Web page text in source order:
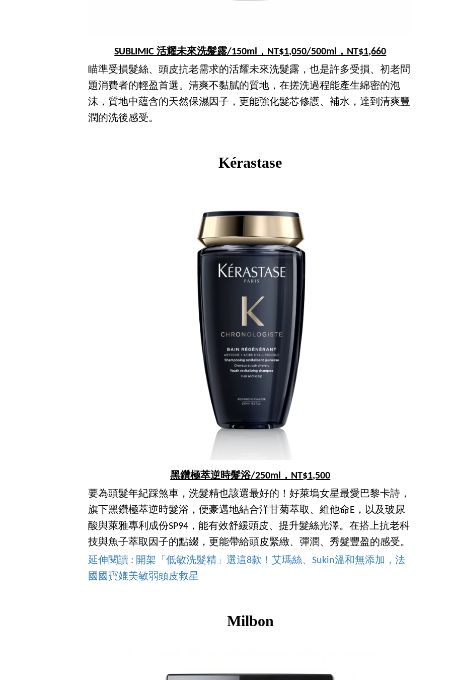
SUBLIMIC 活耀未來洗髮露/150ml，NT$1,050/500ml，NT$1,660
瞄準受損髮絲、頭皮抗老需求的活耀未來洗髮露，也是許多受損、初老問
題消費者的輕盈首選。清爽不黏膩的質地，在搓洗過程能產生綿密的泡
沫，質地中蘊含的天然保濕因子，更能強化髮芯修護、補水，達到清爽豐
潤的洗後感受。
Kérastase
黑鑽極萃逆時髮浴/250ml，NT$1,500
要為頭髮年紀踩煞車，洗髮精也該選最好的！好萊塢女星最愛巴黎卡詩，
旗下黑鑽極萃逆時髮浴，便豪邁地結合洋甘菊萃取、維他命E，以及玻尿
酸與萊雅專利成份SP94，能有效舒緩頭皮、提升髮絲光澤。在搭上抗老科
技與魚子萃取因子的點綴，更能帶給頭皮緊緻、彈潤、秀髮豐盈的感受。
延伸閱讀 : 開架「低敏洗髮精」選這8款！艾瑪絲、Sukin溫和無添加，法
國國寶媲美敏弱頭皮救星
Milbon